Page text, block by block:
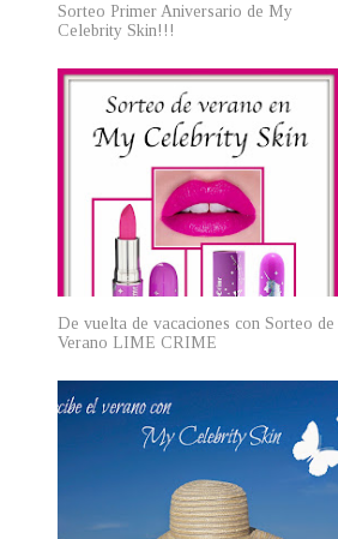
Sorteo Primer Aniversario de My
Celebrity Skin!!!
De vuelta de vacaciones con Sorteo de
Verano LIME CRIME